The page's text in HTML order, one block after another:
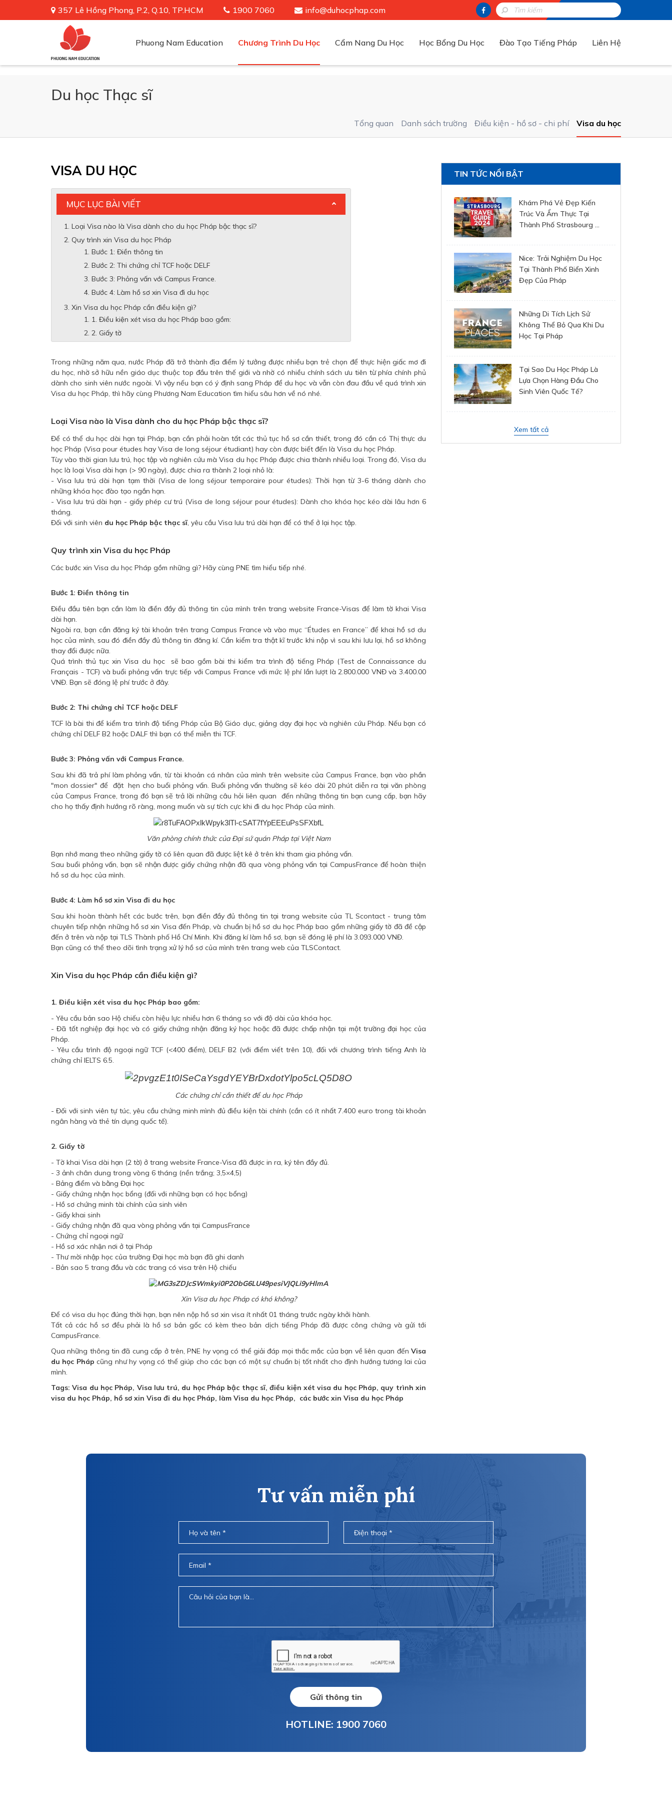
357 Lê Hồng Phong, P.2, Q.10, TP.HCM 1900 7060 info@duhocphap.com
Phuong Nam Education Chương Trình Du Học Cẩm Nang Du Học Học Bổng Du Học Đào Tạo Tiếng Pháp Liên Hệ
Du học Thạc sĩ
Tổng quan Danh sách trường Điều kiện - hồ sơ - chi phí Visa du học
VISA DU HỌC
MỤC LỤC BÀI VIẾT
Loại Visa nào là Visa dành cho du học Pháp bậc thạc sĩ?
Quy trình xin Visa du học Pháp
Bước 1: Điền thông tin
Bước 2: Thi chứng chỉ TCF hoặc DELF
Bước 3: Phỏng vấn với Campus France.
Bước 4: Làm hồ sơ xin Visa đi du học
Xin Visa du học Pháp cần điều kiện gì?
1. Điều kiện xét visa du học Pháp bao gồm:
2. Giấy tờ
Trong những năm qua, nước Pháp đã trở thành địa điểm lý tưởng được nhiều bạn trẻ chọn để thực hiện giấc mơ đi
du học, nhờ sở hữu nền giáo dục thuộc top đầu trên thế giới và nhờ có nhiều chính sách ưu tiên từ phía chính phủ
dành cho sinh viên nước ngoài. Vì vậy nếu bạn có ý định sang Pháp để du học và vẫn còn đau đầu về quá trình xin
Visa du học Pháp, thì hãy cùng Phương Nam Education tìm hiểu sâu hơn về nó nhé.
Loại Visa nào là Visa dành cho du học Pháp bậc thạc sĩ?
Để có thể du học dài hạn tại Pháp, bạn cần phải hoàn tất các thủ tục hồ sơ cần thiết, trong đó cần có Thị thực du
học Pháp (Visa pour études hay Visa de long séjour étudiant) hay còn được biết đến là Visa du học Pháp.
Tùy vào thời gian lưu trú, học tập và nghiên cứu mà Visa du học Pháp được chia thành nhiều loại. Trong đó, Visa du
học là loại Visa dài hạn (> 90 ngày), được chia ra thành 2 loại nhỏ là:
- Visa lưu trú dài hạn tạm thời (Visa de long séjour temporaire pour études): Thời hạn từ 3-6 tháng dành cho
những khóa học đào tạo ngắn hạn.
- Visa lưu trú dài hạn - giấy phép cư trú (Visa de long séjour pour études): Dành cho khóa học kéo dài lâu hơn 6
tháng.
Đối với sinh viên du học Pháp bậc thạc sĩ, yêu cầu Visa lưu trú dài hạn để có thể ở lại học tập.
Quy trình xin Visa du học Pháp
Các bước xin Visa du học Pháp gồm những gì? Hãy cùng PNE tìm hiểu tiếp nhé.
Bước 1: Điền thông tin
Điều đầu tiên bạn cần làm là điền đầy đủ thông tin của mình trên trang website France-Visas để làm tờ khai Visa
dài hạn.
Ngoài ra, bạn cần đăng ký tài khoản trên trang Campus France và vào mục “Études en France” để khai hồ sơ du
học của mình, sau đó điền đầy đủ thông tin đăng kí. Cần kiểm tra thật kĩ trước khi nộp vì sau khi lưu lại, hồ sơ không
thay đổi được nữa.
Quá trình thủ tục xin Visa du học sẽ bao gồm bài thi kiểm tra trình độ tiếng Pháp (Test de Connaissance du
Français - TCF) và buổi phỏng vấn trực tiếp với Campus France với mức lệ phí lần lượt là 2.800.000 VNĐ và 3.400.00
VNĐ. Bạn sẽ đóng lệ phí trước ở đây.
Bước 2: Thi chứng chỉ TCF hoặc DELF
TCF là bài thi để kiểm tra trình độ tiếng Pháp của Bộ Giáo dục, giảng dạy đại học và nghiên cứu Pháp. Nếu bạn có
chứng chỉ DELF B2 hoặc DALF thì bạn có thể miễn thi TCF.
Bước 3: Phỏng vấn với Campus France.
Sau khi đã trả phí làm phỏng vấn, từ tài khoản cá nhân của mình trên website của Campus France, bạn vào phần
"mon dossier" để đặt hẹn cho buổi phỏng vấn. Buổi phỏng vấn thường sẽ kéo dài 20 phút diễn ra tại văn phòng
của Campus France, trong đó bạn sẽ trả lời những câu hỏi liên quan đến những thông tin bạn cung cấp, bạn hãy
cho họ thấy định hướng rõ ràng, mong muốn và sự tích cực khi đi du học Pháp của mình.
Văn phòng chính thức của Đại sứ quán Pháp tại Việt Nam
Bạn nhớ mang theo những giấy tờ có liên quan đã được liệt kê ở trên khi tham gia phỏng vấn.
Sau buổi phỏng vấn, bạn sẽ nhận được giấy chứng nhận đã qua vòng phỏng vấn tại CampusFrance để hoàn thiện
hồ sơ du học của mình.
Bước 4: Làm hồ sơ xin Visa đi du học
Sau khi hoàn thành hết các bước trên, bạn điền đầy đủ thông tin tại trang website của TL Scontact - trung tâm
chuyên tiếp nhận những hồ sơ xin Visa đến Pháp, và chuẩn bị hồ sơ du học Pháp bao gồm những giấy tờ đã đề cập
đến ở trên và nộp tại TLS Thành phố Hồ Chí Minh. Khi đăng kí làm hồ sơ, bạn sẽ đóng lệ phí là 3.093.000 VNĐ.
Bạn cũng có thể theo dõi tình trạng xử lý hồ sơ của mình trên trang web của TLSContact.
Xin Visa du học Pháp cần điều kiện gì?
1. Điều kiện xét visa du học Pháp bao gồm:
- Yêu cầu bản sao Hộ chiếu còn hiệu lực nhiều hơn 6 tháng so với độ dài của khóa học.
- Đã tốt nghiệp đại học và có giấy chứng nhận đăng ký học hoặc đã được chấp nhận tại một trường đại học của
Pháp.
- Yêu cầu trình độ ngoại ngữ TCF (<400 điểm), DELF B2 (với điểm viết trên 10), đối với chương trình tiếng Anh là
chứng chỉ IELTS 6.5.
Các chứng chỉ cần thiết để du học Pháp
- Đối với sinh viên tự túc, yêu cầu chứng minh mình đủ điều kiện tài chính (cần có ít nhất 7.400 euro trong tài khoản
ngân hàng và thẻ tín dụng quốc tế).
2. Giấy tờ
- Tờ khai Visa dài hạn (2 tờ) ở trang website France-Visa đã được in ra, ký tên đầy đủ.
- 3 ảnh chân dung trong vòng 6 tháng (nền trắng; 3,5×4,5)
- Bảng điểm và bằng Đại học
- Giấy chứng nhận học bổng (đối với những bạn có học bổng)
- Hồ sơ chứng minh tài chính của sinh viên
- Giấy khai sinh
- Giấy chứng nhận đã qua vòng phỏng vấn tại CampusFrance
- Chứng chỉ ngoại ngữ
- Hồ sơ xác nhận nơi ở tại Pháp
- Thư mời nhập học của trường Đại học mà bạn đã ghi danh
- Bản sao 5 trang đầu và các trang có visa trên Hộ chiếu
Xin Visa du học Pháp có khó không?
Để có visa du học đúng thời hạn, bạn nên nộp hồ sơ xin visa ít nhất 01 tháng trước ngày khởi hành.
Tất cả các hồ sơ đều phải là hồ sơ bản gốc có kèm theo bản dịch tiếng Pháp đã được công chứng và gửi tới
CampusFrance.
Qua những thông tin đã cung cấp ở trên, PNE hy vọng có thể giải đáp mọi thắc mắc của bạn về liên quan đến Visa
du học Pháp cũng như hy vọng có thể giúp cho các bạn có một sự chuẩn bị tốt nhất cho định hướng tương lai của
mình.
Tags: Visa du học Pháp, Visa lưu trú, du học Pháp bậc thạc sĩ, điều kiện xét visa du học Pháp, quy trình xin
visa du học Pháp, hồ sơ xin Visa đi du học Pháp, làm Visa du học Pháp, các bước xin Visa du học Pháp
TIN TỨC NỔI BẬT
Khám Phá Vẻ Đẹp Kiến
Trúc Và Ẩm Thực Tại
Thành Phố Strasbourg ...
Nice: Trải Nghiệm Du Học
Tại Thành Phố Biển Xinh
Đẹp Của Pháp
Những Di Tích Lịch Sử
Không Thể Bỏ Qua Khi Du
Học Tại Pháp
Tại Sao Du Học Pháp Là
Lựa Chọn Hàng Đầu Cho
Sinh Viên Quốc Tế?
Xem tất cả
Tư vấn miễn phí
Gửi thông tin
HOTLINE: 1900 7060